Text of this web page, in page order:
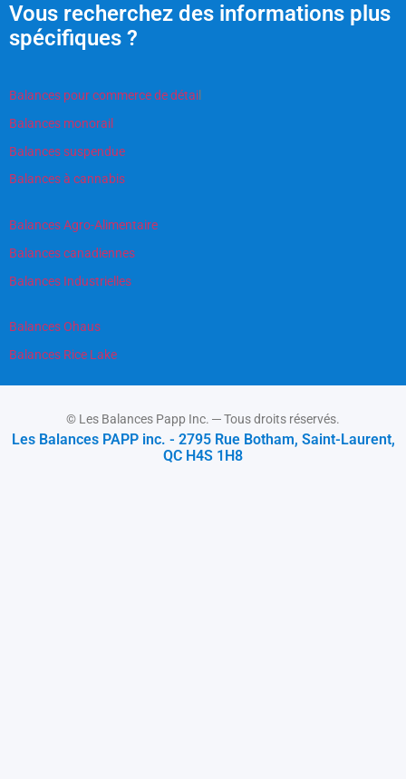
Vous recherchez des informations plus
spécifiques ?
Balances pour commerce de détai
Balances monorail
Balances suspendue
Balances à cannabis
Balances Agro-Alimentaire
Balances canadiennes
Balances Industrielles
Balances Ohaus
Balances Rice Lake
© Les Balances Papp Inc. ─ Tous droits réservés.
Les Balances PAPP inc. - 2795 Rue Botham, Saint-Laurent,
QC H4S 1H8